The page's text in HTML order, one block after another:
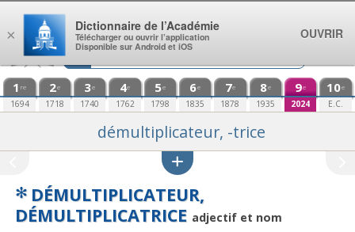
Aller au contenu
1 re
1694
2e
1718
3e
1740
4e
1762
5e
1798
6e
1835
7e
1878
8e
1935
9e
2024
10e
E.C.
démultiplicateur, -trice
✻ DÉMULTIPLICATEUR,
DÉMULTIPLICATRICE adjectif et nom
×
Dictionnaire de l’Académie
Télécharger ou ouvrir l’application
Disponible sur Android et iOS
OUVRIR